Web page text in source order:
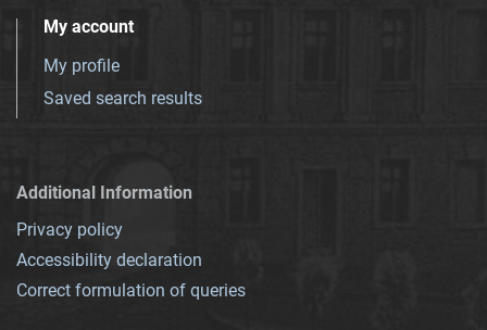
My account
My profile
Saved search results
Additional Information
Privacy policy
Accessibility declaration
Correct formulation of queries